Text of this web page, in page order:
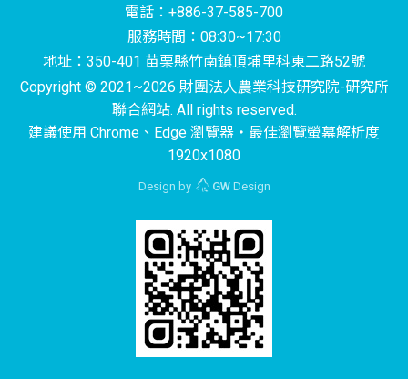
電話：+886-37-585-700
服務時間：08:30~17:30
地址：350-401 苗栗縣竹南鎮頂埔里科東二路52號
Copyright © 2021~2026 財團法人農業科技研究院-研究所
聯合網站. All rights reserved.
建議使用 Chrome、Edge 瀏覽器‧最佳瀏覽螢幕解析度
1920x1080
Design by GWDesign